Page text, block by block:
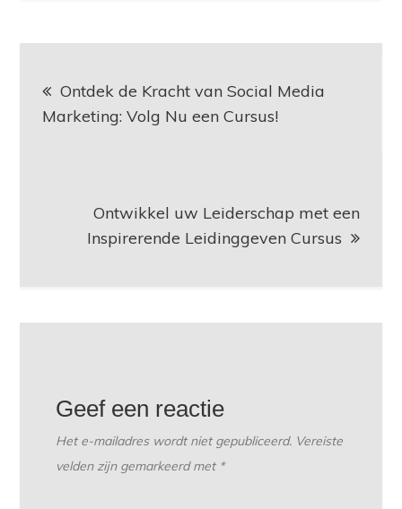
Ontdek de Kracht van Social Media
Marketing: Volg Nu een Cursus!
Ontwikkel uw Leiderschap met een
Inspirerende Leidinggeven Cursus
Geef een reactie
Het e-mailadres wordt niet gepubliceerd. Vereiste
velden zijn gemarkeerd met *